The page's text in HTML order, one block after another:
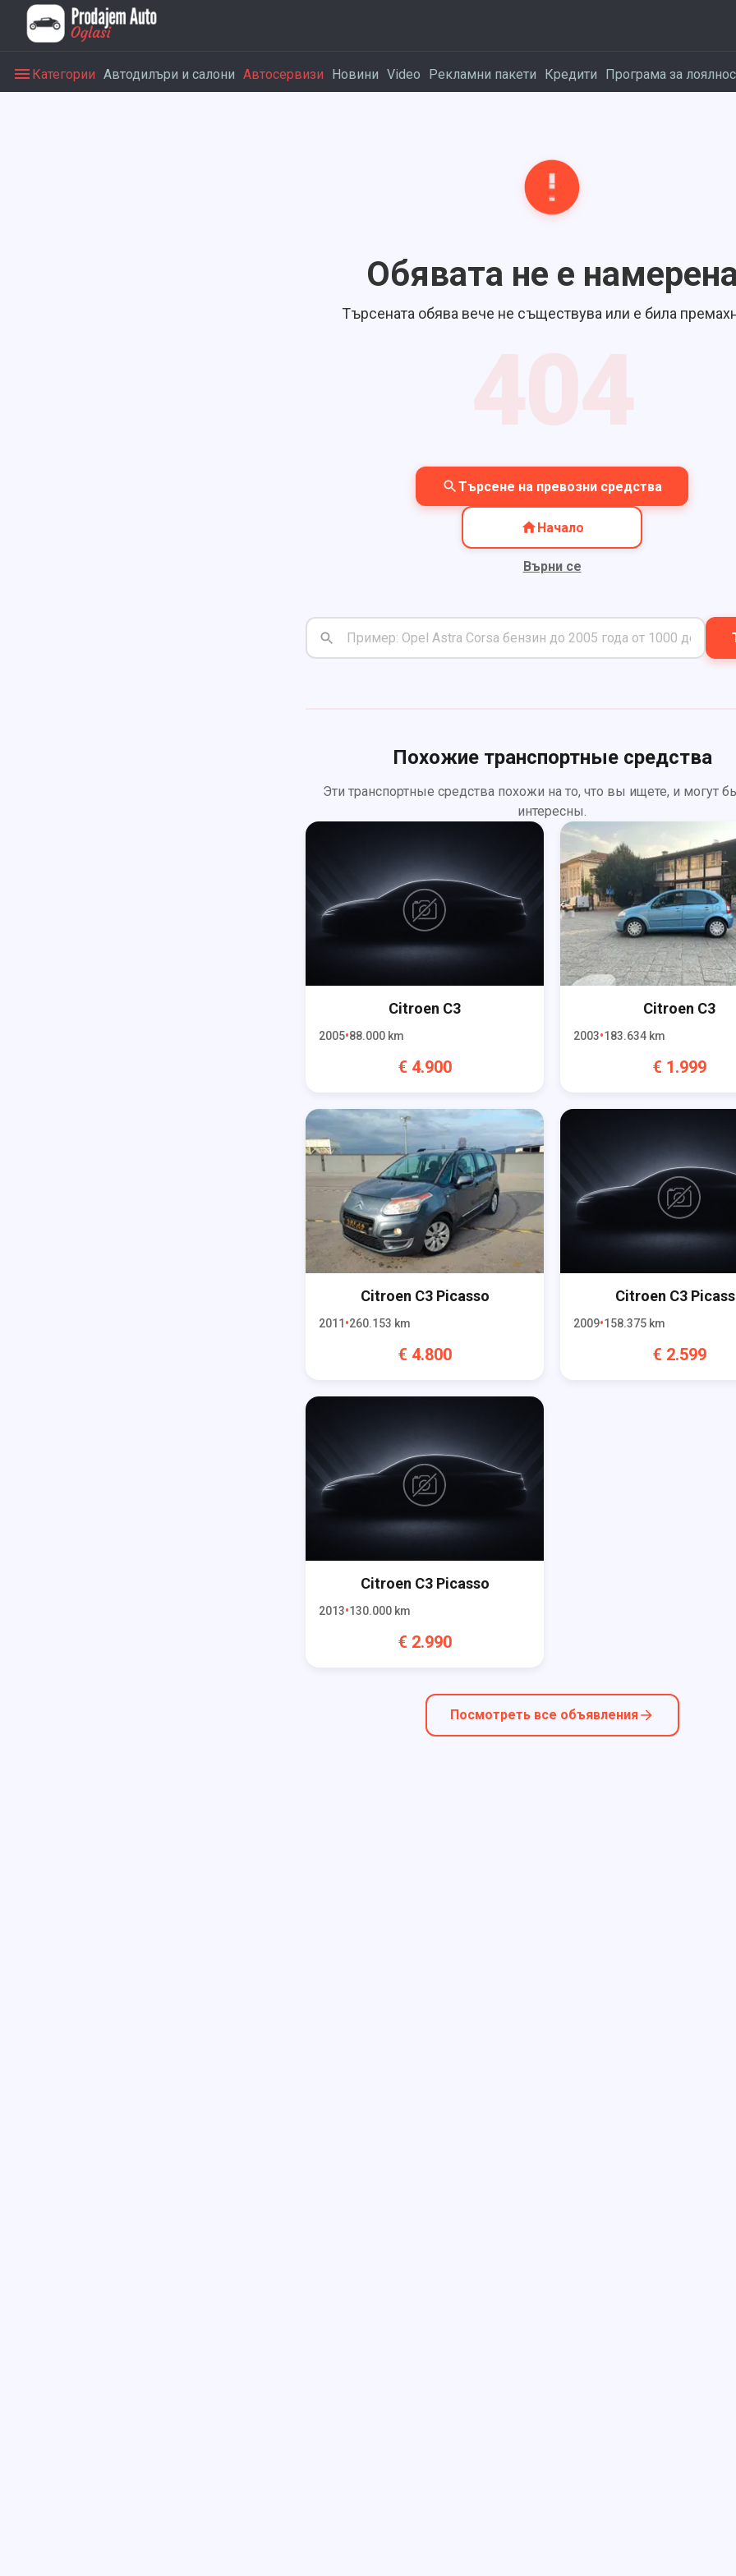
Категории Автодилъри и салони Автосервизи Новини Video Рекламни пакети Кредити Програма за
Обявата не е
Търсената обява вече не съществува или е била
Търсене на превозни средства
Начало
Върни се
Похожие транспортные средства
Эти транспортные средства похожи на то, что вы ищете, и могут
интересны.
Citroen C3
2005 88.000 km
€ 4.900
Citroen C3
2003 183.634 km
€ 1.999
Citroen C3 Picasso
2011 260.153 km
€ 4.800
Citroen C3
2009 158.375 km
€ 2.599
Citroen C3 Picasso
2013 130.000 km
€ 2.990
Посмотреть все объявления